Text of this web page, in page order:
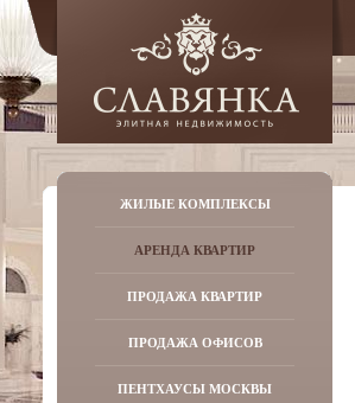
ЖИЛЫЕ КОМПЛЕКСЫ
АРЕНДА КВАРТИР
ПРОДАЖА КВАРТИР
ПРОДАЖА ОФИСОВ
ПЕНТХАУСЫ МОСКВЫ